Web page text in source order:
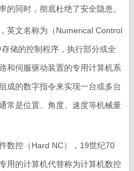
的同时，彻底杜绝了安全隐患。
英文名称为（Numerical Control
储的控制程序，执行部分或全
和伺服驱动装置的专用计算机系
成的数字指令来实现一台或多台
常是位置、角度、速度等机械量
数控（Hard NC），19世纪70
用的计算机代替称为计算机数控